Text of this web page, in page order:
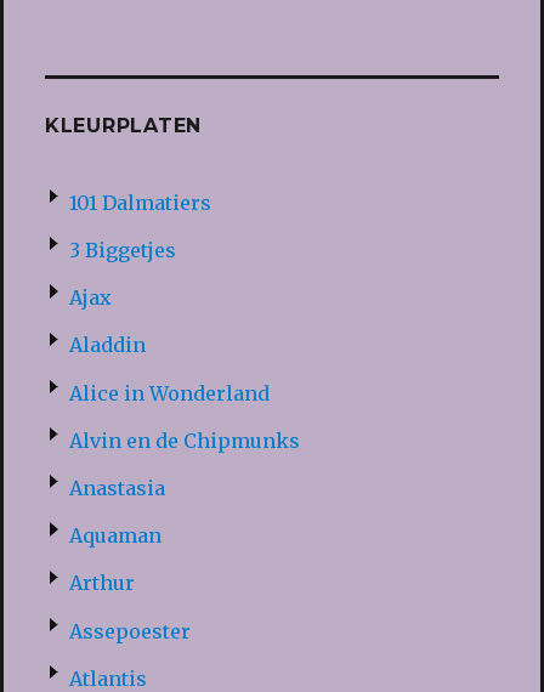
KLEURPLATEN
101 Dalmatiers
3 Biggetjes
Ajax
Aladdin
Alice in Wonderland
Alvin en de Chipmunks
Anastasia
Aquaman
Arthur
Assepoester
Atlantis